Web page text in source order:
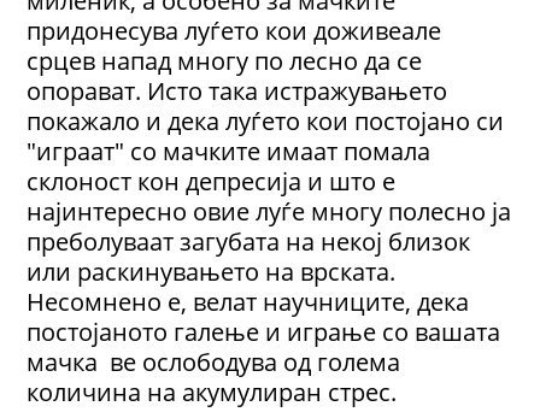
придонесува луѓето кои доживеале
срцев напад многу по лесно да се
опорават. Исто така истражувањето
покажало и дека луѓето кои постојано си
"играат" со мачките имаат помала
склоност кон депресија и што е
најинтересно овие луѓе многу полесно ја
преболуваат загубата на некој близок
или раскинувањето на врската.
Несомнено е, велат научниците, дека
постојаното галење и играње со вашата
мачка ве ослободува од голема
количина на акумулиран стрес.